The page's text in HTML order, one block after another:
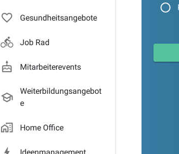
favorite_border Gesundheitsangebote
directions_bike Job Rad
cake Mitarbeiterevents
school_outlined
Weiterbildungsangebot
e
home_work_outlined
Home Office
Ideenmanagement